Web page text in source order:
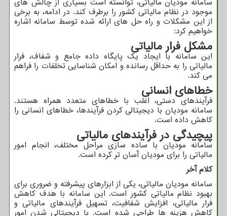
موجود در نظام مالیاتی کشور را برطرف کند. در ادامه، به برخی
از این مشکلات و راه ‌حل‌ های ارائه ‌شده توسط سامانه اشاره
خواهیم کرد:
مشکل فرار مالیاتی
این سامانه با ایجاد یک پایگاه داده جامع و شفاف، فرار
مالیاتی را به حداقل رسانده و امکان شناسایی تخلفات را فراهم
می ‌کند.
خطاهای انسانی
فرآیندهای دستی، اغلب با خطاهای متعدد همراه هستند.
سامانه مودیان با دیجیتالی کردن فرآیندها، خطاهای انسانی را
کاهش داده است.
پیچیدگی در فرآیندهای مالیاتی
سامانه مودیان با ساده‌ سازی مراحل مختلف، انجام امور
مالیاتی را برای مودیان آسان ‌تر کرده است.
کلام آخر
سامانه مودیان مالیاتی، یکی از ابزارهای پیشرفته و ضروری برای
بهبود نظام مالیاتی کشور است. این سامانه با هدف کاهش
فرار مالیاتی، افزایش شفافیت، تسهیل فرآیندهای مالیاتی و
کاهش هزینه‌ ها طراحی شده است. با دیجیتالی شدن امور